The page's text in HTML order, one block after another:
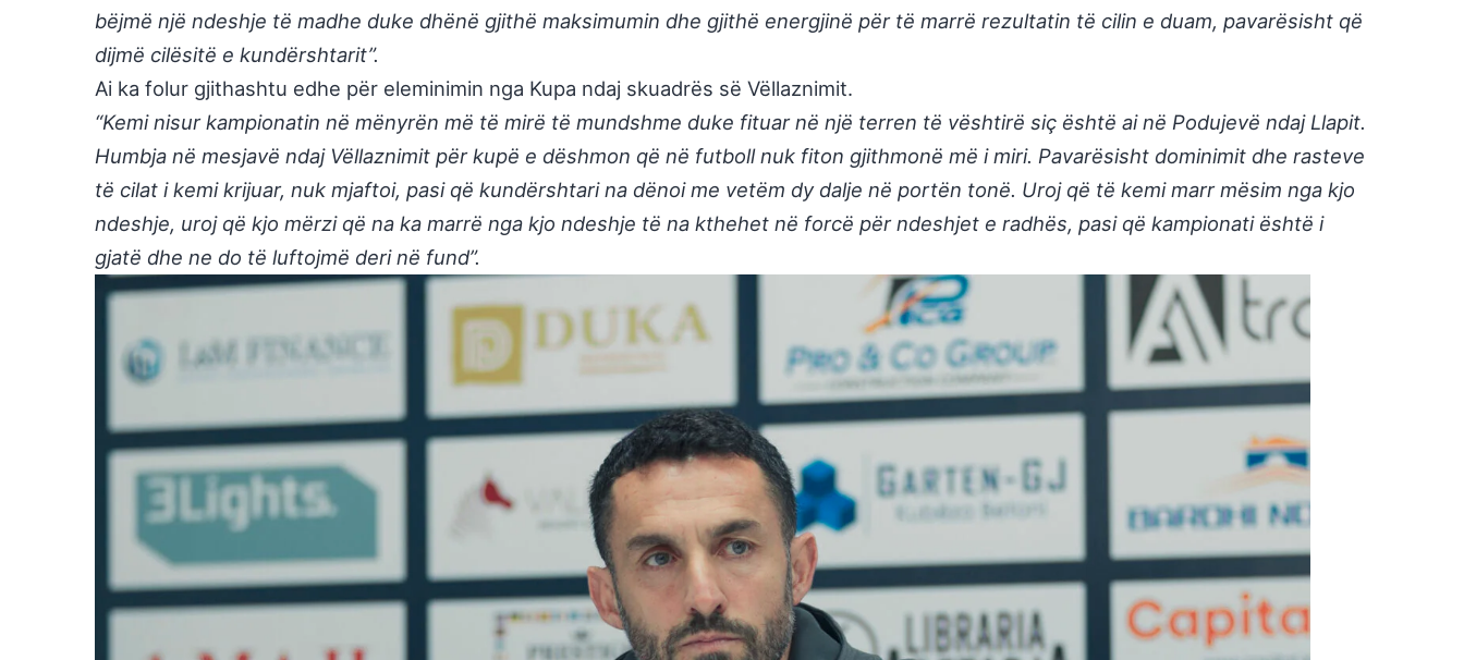
bëjmë një ndeshje të madhe duke dhënë gjithë maksimumin dhe gjithë energjinë për të marrë rezultatin të cilin e duam, pavarësisht që
dijmë cilësitë e kundërshtarit”.
Ai ka folur gjithashtu edhe për eleminimin nga Kupa ndaj skuadrës së Vëllaznimit.
“Kemi nisur kampionatin në mënyrën më të mirë të mundshme duke fituar në një terren të vështirë siç është ai në Podujevë ndaj Llapit.
Humbja në mesjavë ndaj Vëllaznimit për kupë e dëshmon që në futboll nuk fiton gjithmonë më i miri. Pavarësisht dominimit dhe rasteve
të cilat i kemi krijuar, nuk mjaftoi, pasi që kundërshtari na dënoi me vetëm dy dalje në portën tonë. Uroj që të kemi marr mësim nga kjo
ndeshje, uroj që kjo mërzi që na ka marrë nga kjo ndeshje të na kthehet në forcë për ndeshjet e radhës, pasi që kampionati është i
gjatë dhe ne do të luftojmë deri në fund”.